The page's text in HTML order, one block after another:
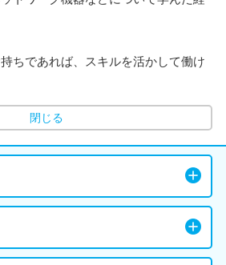
ちであれば、スキルを活かして働け
閉じる